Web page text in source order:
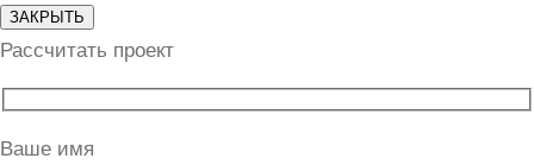
ЗАКРЫТЬ
Рассчитать проект
Ваше имя